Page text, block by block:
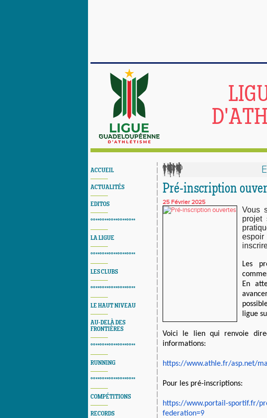
ACCUEIL
ACTUALITÉS
EDITOS
°°**°°**°°**°°**°°**
LA LIGUE
°°**°°**°°**°°**°°**
LES CLUBS
°°**°°**°°**°°**°°**
LE HAUT NIVEAU
AU-DELÀ DES
FRONTIÈRES
°°**°°**°°**°°**°°**
RUNNING
°°**°°**°°**°°**°°**
COMPÉTITIONS
RECORDS
Pré-inscription
25 Février 2025
Vous
projet
Les
En
ligue
Voici le lien qui renvoie
informations:
https://www.athle.fr/asp.net/
Pour les pré-inscriptions:
https://www.portail-sportif.fr/
federation=9